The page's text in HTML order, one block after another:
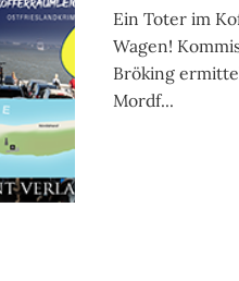
Ein Toter im
Wagen!
Bröking
Mordf...